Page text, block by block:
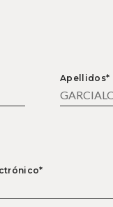
Apellidos*